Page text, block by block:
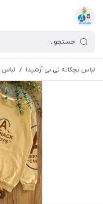
لباس بچگانه نی نی آرشیدا / لباس